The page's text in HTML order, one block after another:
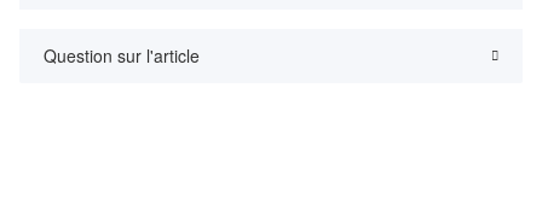
Question sur l'article